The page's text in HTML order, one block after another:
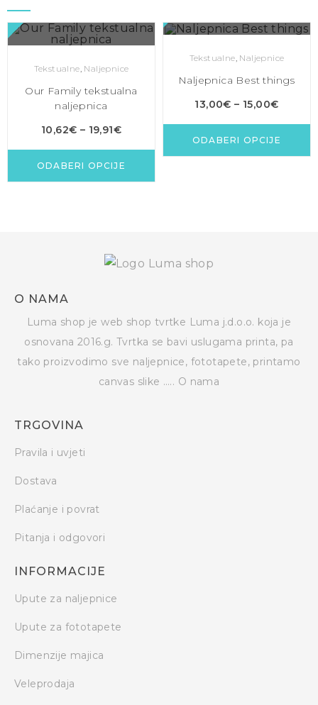
Tekstualne Naljepnice
Our Family tekstualna
naljepnica
10,62€ – 19,91€
ODABERI OPCIJE
Tekstualne Naljepnice
Naljepnica Best things
13,00€ – 15,00€
ODABERI OPCIJE
O NAMA
Luma shop je web shop tvrtke Luma j.d.o.o. koja je
osnovana 2016.g. Tvrtka se bavi uslugama printa, pa
tako proizvodimo sve naljepnice, fototapete, printamo
canvas slike ….. O nama
TRGOVINA
Pravila i uvjeti
Dostava
Plaćanje i povrat
Pitanja i odgovori
INFORMACIJE
Upute za naljepnice
Upute za fototapete
Dimenzije majica
Veleprodaja